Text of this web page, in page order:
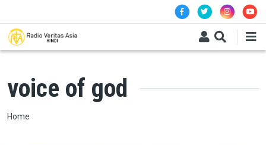
voice of god
Breadcrumb
Home